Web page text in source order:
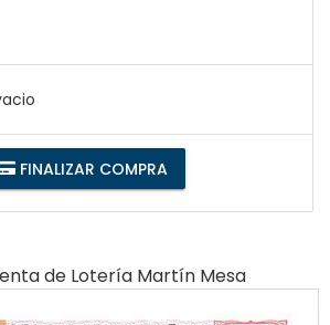
FINALIZAR COMPRA
de Lotería Martín Mesa